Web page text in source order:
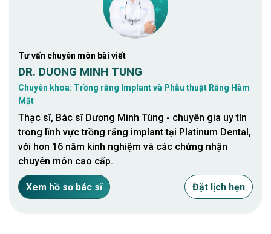
Tư vấn chuyên môn bài viết
DR. DUONG MINH TUNG
Chuyên khoa: Trồng răng Implant và Phẫu thuật Răng Hàm
Mặt
Thạc sĩ, Bác sĩ Dương Minh Tùng - chuyên gia uy tín
trong lĩnh vực trồng răng implant tại Platinum Dental,
với hơn 16 năm kinh nghiệm và các chứng nhận
chuyên môn cao cấp.
Xem hồ sơ bác sĩ Đặt lịch hẹn